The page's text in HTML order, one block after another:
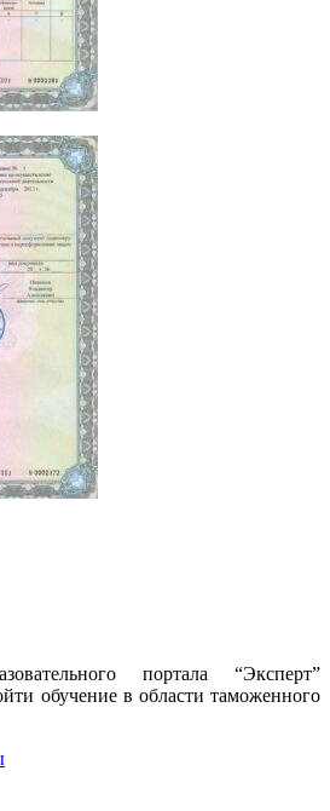
портала “Эксперт”
обучение в области таможенного